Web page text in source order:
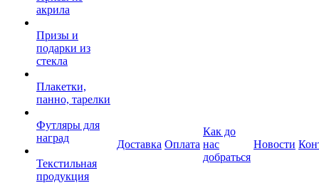
акрила
Призы и
подарки из
стекла
Плакетки,
панно, тарелки
Футляры для
наград
Текстильная
продукция
Доставка Оплата
Как до
нас
добраться
Новости